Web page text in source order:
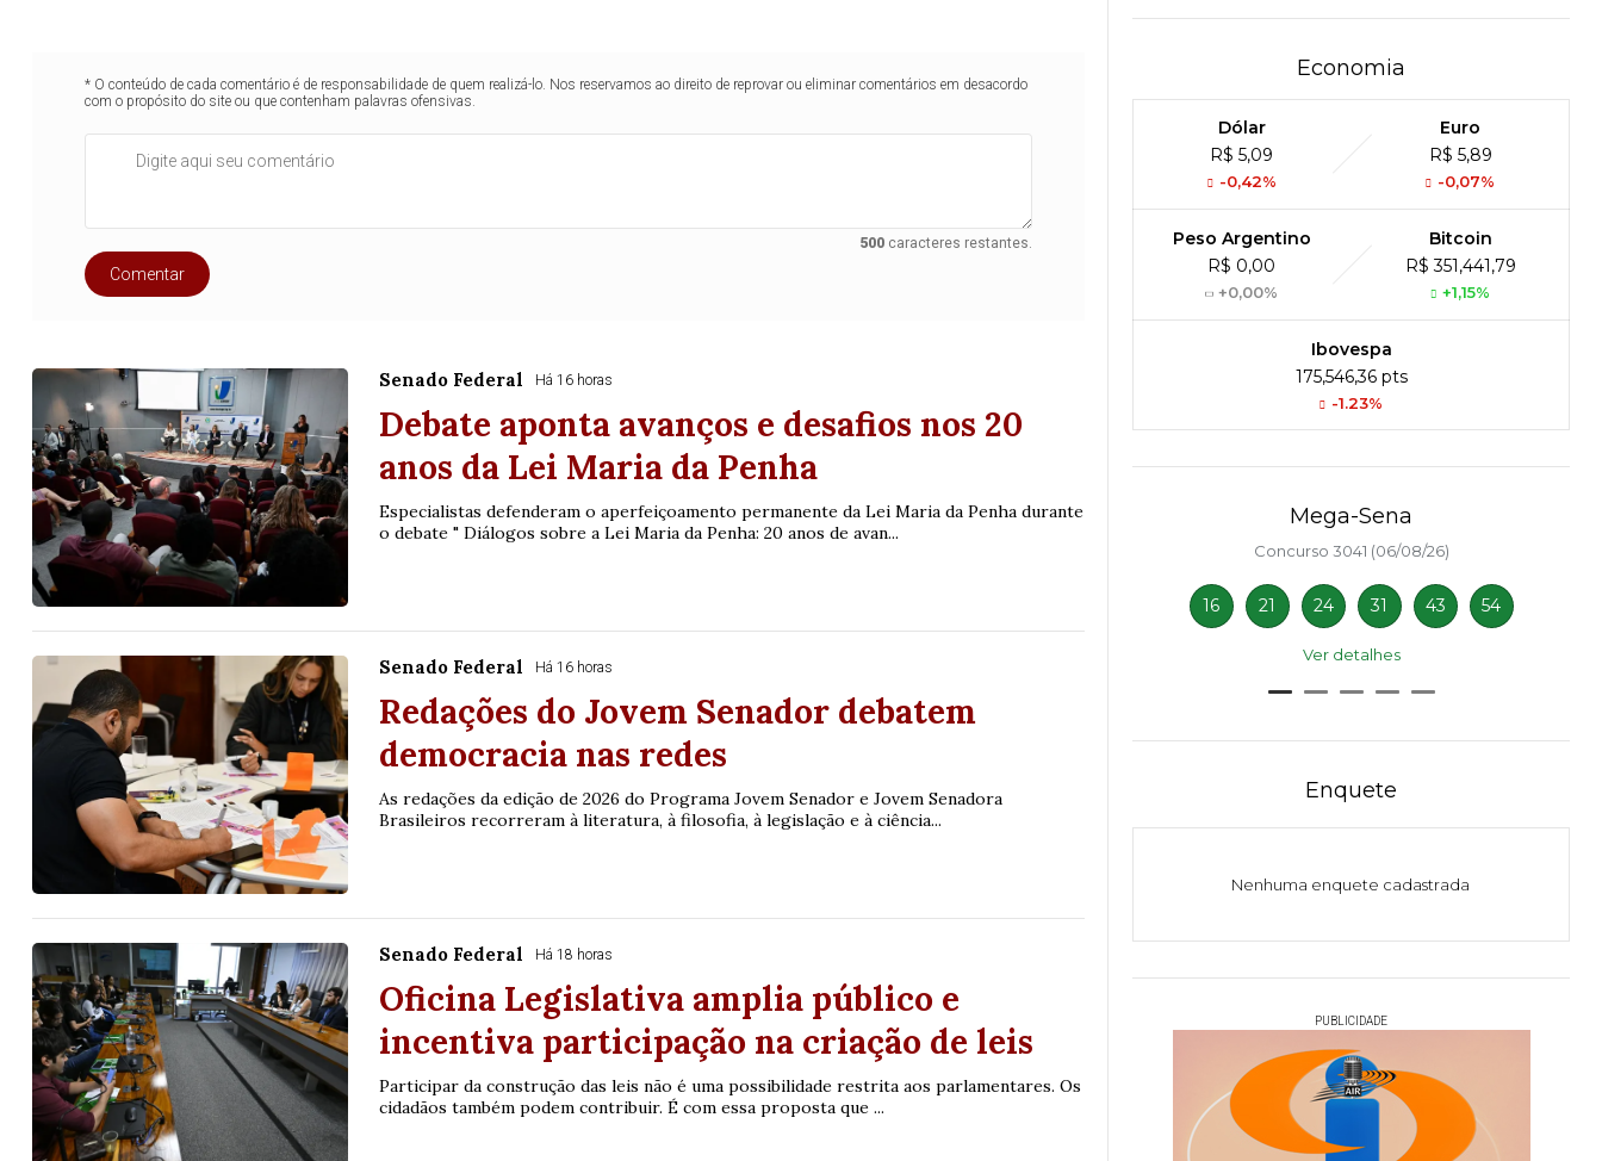
* O conteúdo de cada comentário é de responsabilidade de quem realizá-lo. Nos reservamos ao direito de reprovar ou eliminar comentários em desacordo
com o propósito do site ou que contenham palavras ofensivas.
500caracteres restantes.
Comentar
Senado Federal Há 16 horas
Debate aponta avanços e desafios nos 20
anos da Lei Maria da Penha
Especialistas defenderam o aperfeiçoamento permanente da Lei Maria da Penha durante
o debate " Diálogos sobre a Lei Maria da Penha: 20 anos de avan...
Senado Federal Há 16 horas
Redações do Jovem Senador debatem
democracia nas redes
As redações da edição de 2026 do Programa Jovem Senador e Jovem Senadora
Brasileiros recorreram à literatura, à filosofia, à legislação e à ciência...
Senado Federal Há 18 horas
Oficina Legislativa amplia público e
incentiva participação na criação de leis
Participar da construção das leis não é uma possibilidade restrita aos parlamentares. Os
cidadãos também podem contribuir. É com essa proposta que ...
Economia
Dólar
R$ 5,09
-0,42%
Euro
R$ 5,89
-0,07%
Peso Argentino
R$ 0,00
+0,00%
Bitcoin
R$ 351,441,79
+1,15%
Ibovespa
175,546,36 pts
-1.23%
3755 (06/08/26)
07 08 09 11
20 22 23 24
25
Lotomania
05
35 49
63 64 65 70 74 93
Ver detalhes
Duplasena Mega-Sena
Concurso 3041 (06/08/26)
16 21 24 31 43 54
Ver detalhes
Enquete
Nenhuma enquete cadastrada
PUBLICIDADE